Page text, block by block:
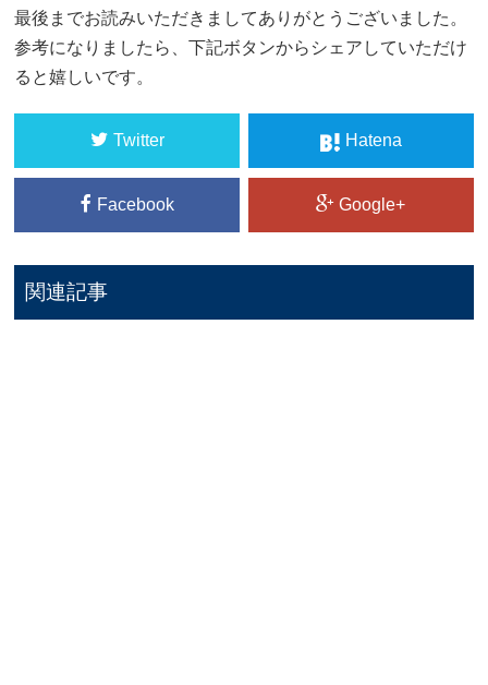
最後までお読みいただきましてありがとうございました。
参考になりましたら、下記ボタンからシェアしていただけ
ると嬉しいです。
Twitter Hatena
Facebook Google+
関連記事